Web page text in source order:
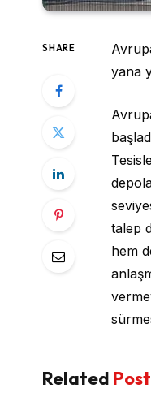
SHARE
yana
talep
hem
Related